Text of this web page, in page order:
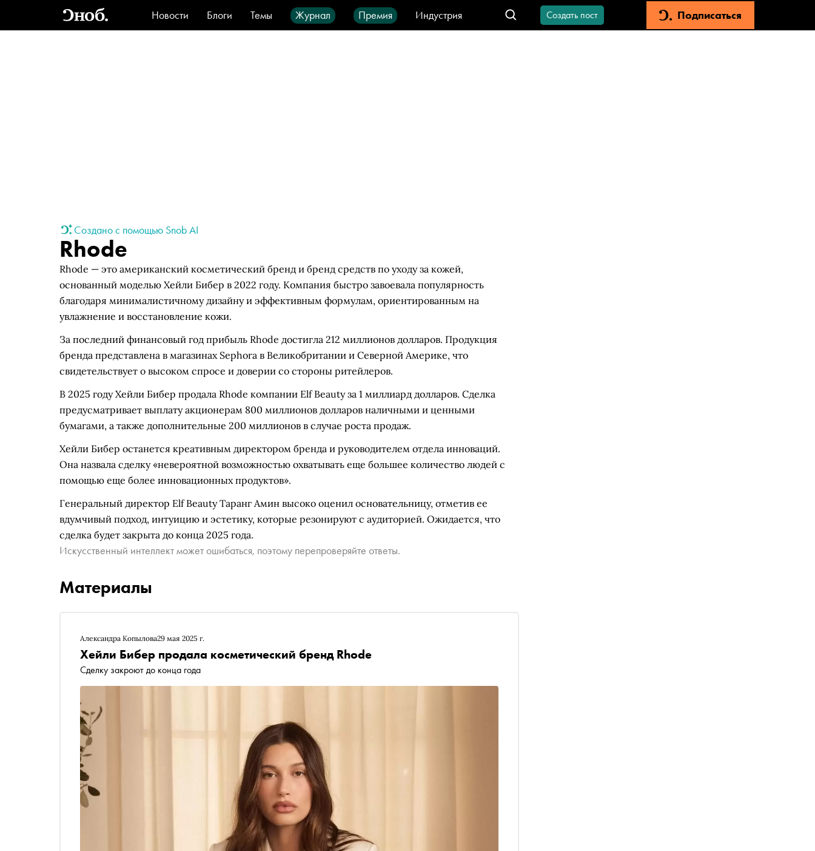
Новости Блоги Темы Журнал Премия
Индустрия
Стиль
Видео Город IT-продукты
Создать пост Подписаться
Создано с помощью Snob AI
Rhode
Rhode — это американский косметический бренд и бренд средств по уходу за кожей,
основанный моделью Хейли Бибер в 2022 году. Компания быстро завоевала популярность
благодаря минималистичному дизайну и эффективным формулам, ориентированным на
увлажнение и восстановление кожи.
За последний финансовый год прибыль Rhode достигла 212 миллионов долларов. Продукция
бренда представлена в магазинах Sephora в Великобритании и Северной Америке, что
свидетельствует о высоком спросе и доверии со стороны ритейлеров.
В 2025 году Хейли Бибер продала Rhode компании Elf Beauty за 1 миллиард долларов. Сделка
предусматривает выплату акционерам 800 миллионов долларов наличными и ценными
бумагами, а также дополнительные 200 миллионов в случае роста продаж.
Хейли Бибер останется креативным директором бренда и руководителем отдела инноваций.
Она назвала сделку «невероятной возможностью охватывать еще большее количество людей с
помощью еще более инновационных продуктов».
Генеральный директор Elf Beauty Таранг Амин высоко оценил основательницу, отметив ее
вдумчивый подход, интуицию и эстетику, которые резонируют с аудиторией. Ожидается, что
сделка будет закрыта до конца 2025 года.
Искусственный интеллект может ошибаться, поэтому перепроверяйте ответы.
Материалы
Александра Копылова29 мая 2025 г.
Хейли Бибер продала косметический бренд Rhode
Сделку закроют до конца года